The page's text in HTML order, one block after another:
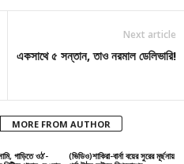
Next article
একসাথে ৫ সন্তান, তাও নরমাল ডেলিভারি!
MORE FROM AUTHOR
গাড়িতে ওঠ’-
(ভিডিও)শাকিরা-বার্না বয়ের সুরের মূর্ছনায়